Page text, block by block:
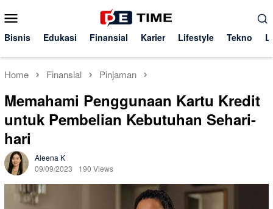
to
contentMenu
Bisnis Edukasi Finansial Karier Lifestyle Tekno
Home Finansial Pinjaman
Memahami Penggunaan Kartu Kredit
untuk Pembelian Kebutuhan Sehari-
hari
Aleena K
09/09/2023
190 Views